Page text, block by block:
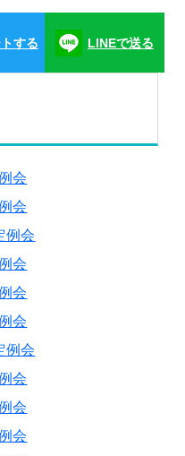
する LINEで送る
会
会
例会
会
会
会
例会
会
会
会